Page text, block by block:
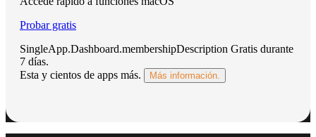
Probar gratis
SingleApp.Dashboard.membershipDescription Gratis durante
7 días.
Esta y cientos de apps más.
Más información.